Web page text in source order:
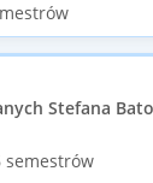
Stefana
semestrów